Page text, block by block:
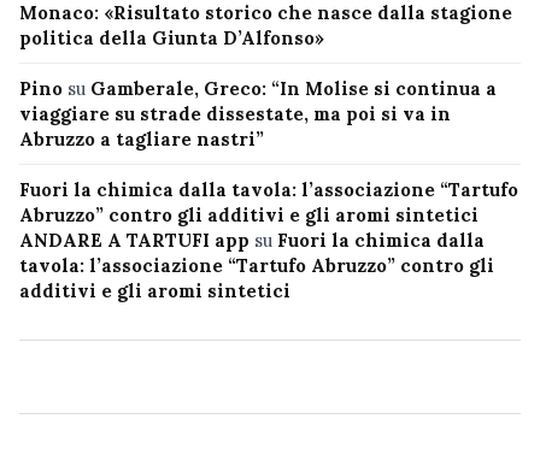
Monaco: «Risultato storico che nasce dalla stagione
politica della Giunta D’Alfonso»
Pino su Gamberale, Greco: “In Molise si continua a
viaggiare su strade dissestate, ma poi si va in
Abruzzo a tagliare nastri”
Fuori la chimica dalla tavola: l’associazione “Tartufo
Abruzzo” contro gli additivi e gli aromi sintetici
ANDARE A TARTUFI app su Fuori la chimica dalla
tavola: l’associazione “Tartufo Abruzzo” contro gli
additivi e gli aromi sintetici